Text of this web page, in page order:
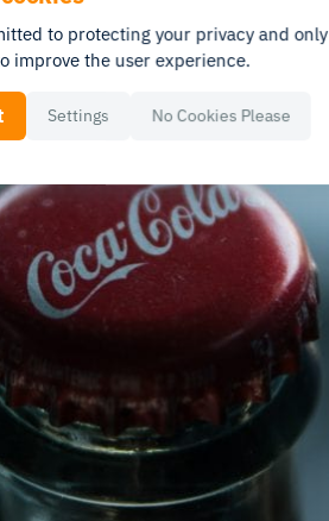
to protecting your privacy and only
improve the user experience.
Settings No Cookies Please